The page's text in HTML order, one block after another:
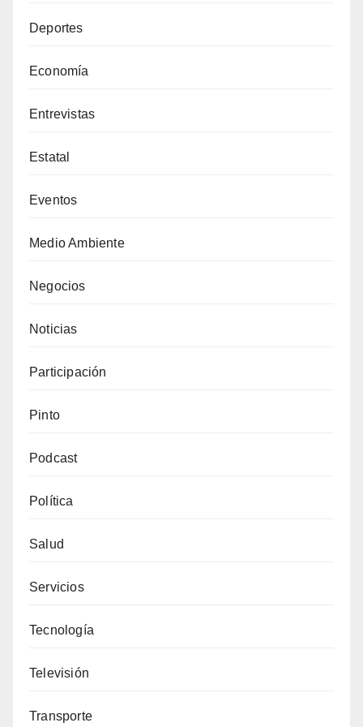
Deportes
Economía
Entrevistas
Estatal
Eventos
Medio Ambiente
Negocios
Noticias
Participación
Pinto
Podcast
Política
Salud
Servicios
Tecnología
Televisión
Transporte